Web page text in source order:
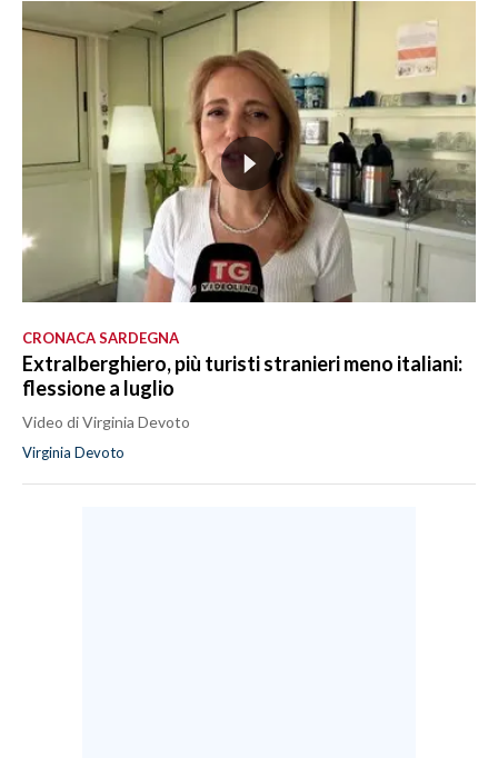
CRONACA SARDEGNA
Extralberghiero, più turisti stranieri meno italiani:
flessione a luglio
Video di Virginia Devoto
Virginia Devoto